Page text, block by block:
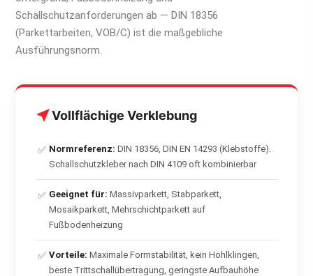
Schallschutzanforderungen ab — DIN 18356
(Parkettarbeiten, VOB/C) ist die maßgebliche
Ausführungsnorm.
Vollflächige Verklebung
✅ Normreferenz: DIN 18356, DIN EN 14293 (Klebstoffe).
Schallschutzkleber nach DIN 4109 oft kombinierbar
✅ Geeignet für: Massivparkett, Stabparkett,
Mosaikparkett, Mehrschichtparkett auf
Fußbodenheizung
✅ Vorteile: Maximale Formstabilität, kein Hohlklingen,
beste Trittschallübertragung, geringste Aufbauhöhe